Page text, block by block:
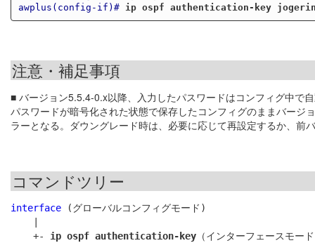
awplus(config-if)#
ip ospf authentication-key
注意・補足事項
■ バージョン5.5.4-0.x以降、入力したパスワードはコンフィグ中で
パスワードが暗号化された状態で保存したコンフィグのままバー
ラーとなる。ダウングレード時は、必要に応じて再設定するか、前
コマンドツリー
interface (グローバルコンフィグモード)
    +-
ip ospf authentication-key